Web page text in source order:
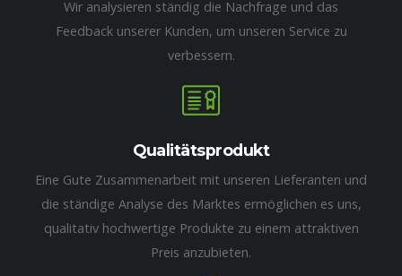
Wir analysieren ständig die Nachfrage und das
Feedback unserer Kunden, um unseren Service zu
verbessern.
Qualitätsprodukt
Eine Gute Zusammenarbeit mit unseren Lieferanten und
die ständige Analyse des Marktes ermöglichen es uns,
qualitativ hochwertige Produkte zu einem attraktiven
Preis anzubieten.